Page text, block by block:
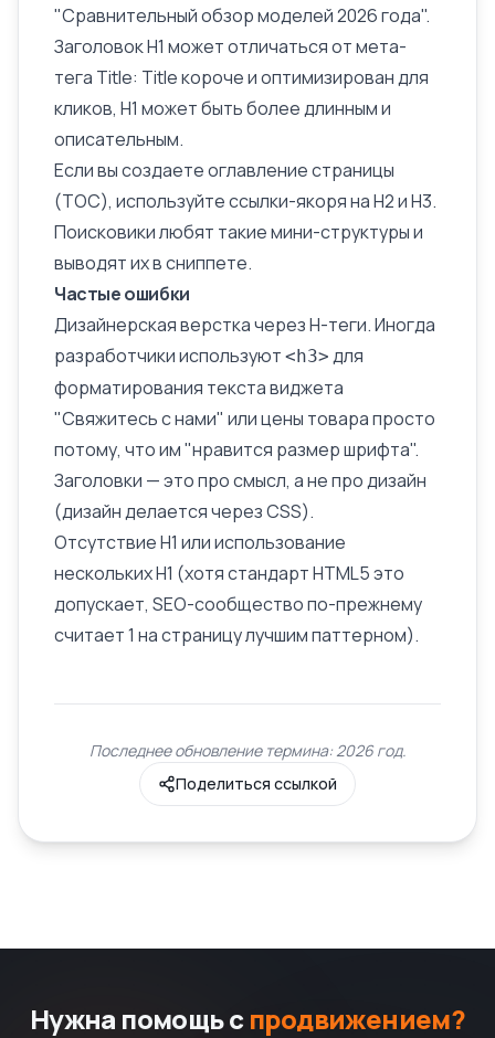
"Сравнительный обзор моделей 2026 года".
Заголовок H1 может отличаться отмета-
тега Title: Title короче и оптимизирован для
кликов, H1 может быть более длинным и
описательным.
Если вы создаете оглавление страницы
(TOC), используйте ссылки-якоря на H2 и H3.
Поисковики любят такие мини-структуры и
выводят их в сниппете.
Частые ошибки
Дизайнерская верстка через H-теги. Иногда
разработчики используют <h3> для
форматирования текста виджета
"Свяжитесь с нами" или цены товара просто
потому, что им "нравится размер шрифта".
Заголовки — это про смысл, а не про дизайн
(дизайн делается через CSS).
Отсутствие H1 или использование
нескольких H1 (хотя стандарт HTML5 это
допускает, SEO-сообщество по-прежнему
считает 1 на страницу лучшим паттерном).
Последнее обновление термина: 2026 год.
Поделиться ссылкой
Нужна помощь с продвижением?